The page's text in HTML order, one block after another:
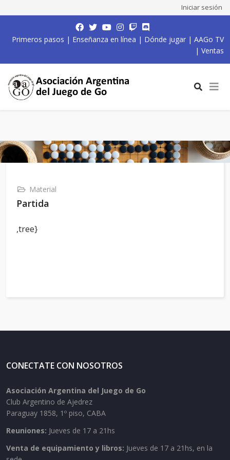
Iniciar sesión
Primeros pasos | Enseñanza en línea | Dónde jugar | AAGo TV
| Ventas
Material
Partida
,tree}
CONECTATE CON NOSOTROS
Asociación Argentina del Juego de Go
Club Argentino de Ajedrez
Paraguay 1858, 1º piso, CABA
Reuniones: Jueves de 17 a 21hs
Venta de equipamiento y libros: Jueves de 17 a 21hs, en la